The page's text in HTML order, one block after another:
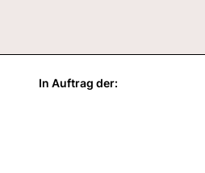
In Auftrag der: